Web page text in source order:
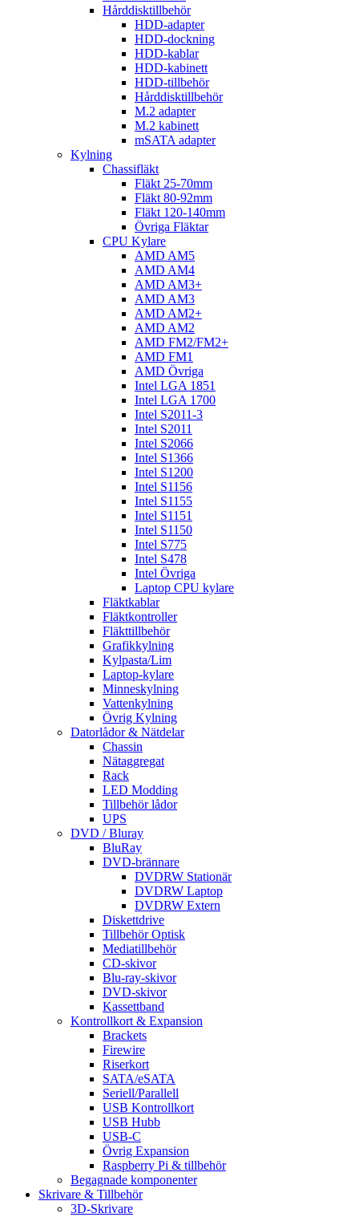
Hårddisktillbehör
HDD-adapter
HDD-dockning
HDD-kablar
HDD-kabinett
HDD-tillbehör
Hårddisktillbehör
M.2 adapter
M.2 kabinett
mSATA adapter
Kylning
Chassifläkt
Fläkt 25-70mm
Fläkt 80-92mm
Fläkt 120-140mm
Övriga Fläktar
CPU Kylare
AMD AM5
AMD AM4
AMD AM3+
AMD AM3
AMD AM2+
AMD AM2
AMD FM2/FM2+
AMD FM1
AMD Övriga
Intel LGA 1851
Intel LGA 1700
Intel S2011-3
Intel S2011
Intel S2066
Intel S1366
Intel S1200
Intel S1156
Intel S1155
Intel S1151
Intel S1150
Intel S775
Intel S478
Intel Övriga
Laptop CPU kylare
Fläktkablar
Fläktkontroller
Fläkttillbehör
Grafikkylning
Kylpasta/Lim
Laptop-kylare
Minneskylning
Vattenkylning
Övrig Kylning
Datorlådor & Nätdelar
Chassin
Nätaggregat
Rack
LED Modding
Tillbehör lådor
UPS
DVD / Bluray
BluRay
DVD-brännare
DVDRW Stationär
DVDRW Laptop
DVDRW Extern
Diskettdrive
Tillbehör Optisk
Mediatillbehör
CD-skivor
Blu-ray-skivor
DVD-skivor
Kassettband
Kontrollkort & Expansion
Brackets
Firewire
Riserkort
SATA/eSATA
Seriell/Parallell
USB Kontrollkort
USB Hubb
USB-C
Övrig Expansion
Raspberry Pi & tillbehör
Begagnade komponenter
Skrivare & Tillbehör
3D-Skrivare